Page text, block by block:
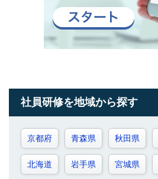
社員研修を地域から探す
京都府 青森県 秋田県
北海道 岩手県 宮城県